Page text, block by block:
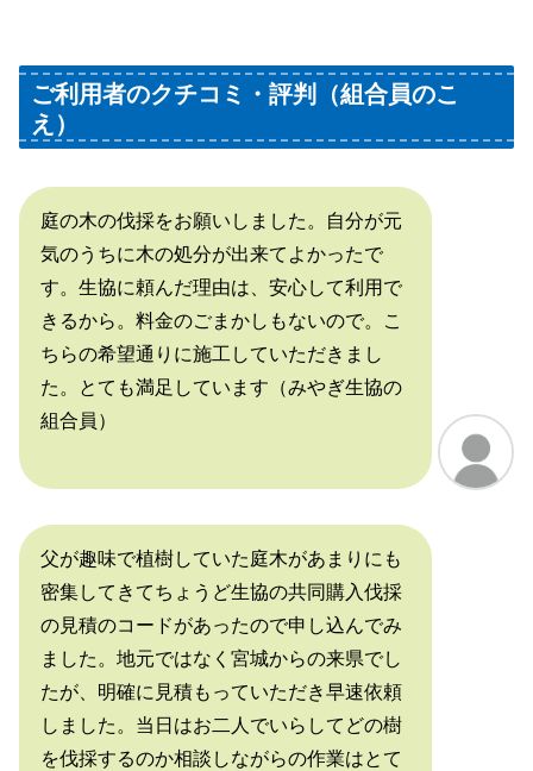
ご利用者のクチコミ・評判（組合員のこ
え）
庭の木の伐採をお願いしました。自分が元
気のうちに木の処分が出来てよかったで
す。生協に頼んだ理由は、安心して利用で
きるから。料金のごまかしもないので。こ
ちらの希望通りに施工していただきまし
た。とても満足しています（みやぎ生協の
組合員）
父が趣味で植樹していた庭木があまりにも
密集してきてちょうど生協の共同購入伐採
の見積のコードがあったので申し込んでみ
ました。地元ではなく宮城からの来県でし
たが、明確に見積もっていただき早速依頼
しました。当日はお二人でいらしてどの樹
を伐採するのか相談しながらの作業はとて